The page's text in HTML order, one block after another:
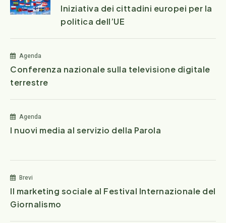
Iniziativa dei cittadini europei per la
politica dell’UE
Agenda
Conferenza nazionale sulla televisione digitale
terrestre
Agenda
I nuovi media al servizio della Parola
Brevi
Il marketing sociale al Festival Internazionale del
Giornalismo